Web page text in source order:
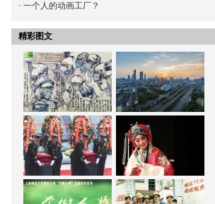
· 一个人的动画工厂？
精彩图文